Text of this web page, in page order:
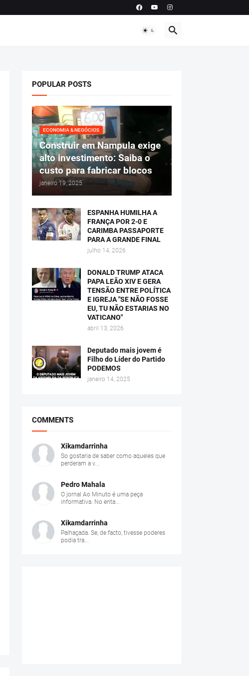
POPULAR POSTS
ECONOMIA & NEGÓCIOS
Construir em Nampula exige
alto investimento: Saiba o
custo para fabricar blocos
janeiro 19, 2025
ESPANHA HUMILHA A
FRANÇA POR 2-0 E
CARIMBA PASSAPORTE
PARA A GRANDE FINAL
julho 14, 2026
DONALD TRUMP ATACA
PAPA LEÃO XIV E GERA
TENSÃO ENTRE POLÍTICA
E IGREJA "SE NÃO FOSSE
EU, TU NÃO ESTARIAS NO
VATICANO"
abril 13, 2026
Deputado mais jovem é
Filho do Líder do Partido
PODEMOS
janeiro 14, 2025
COMMENTS
Xikamdarrinha
So gostaria de saber como aqueles que
perderam a v...
Pedro Mahala
O jornal Ao Minuto é uma peça
informativa. No enta...
Xikamdarrinha
Palhaçada. Se, de facto, tivesse poderes
podia tra...